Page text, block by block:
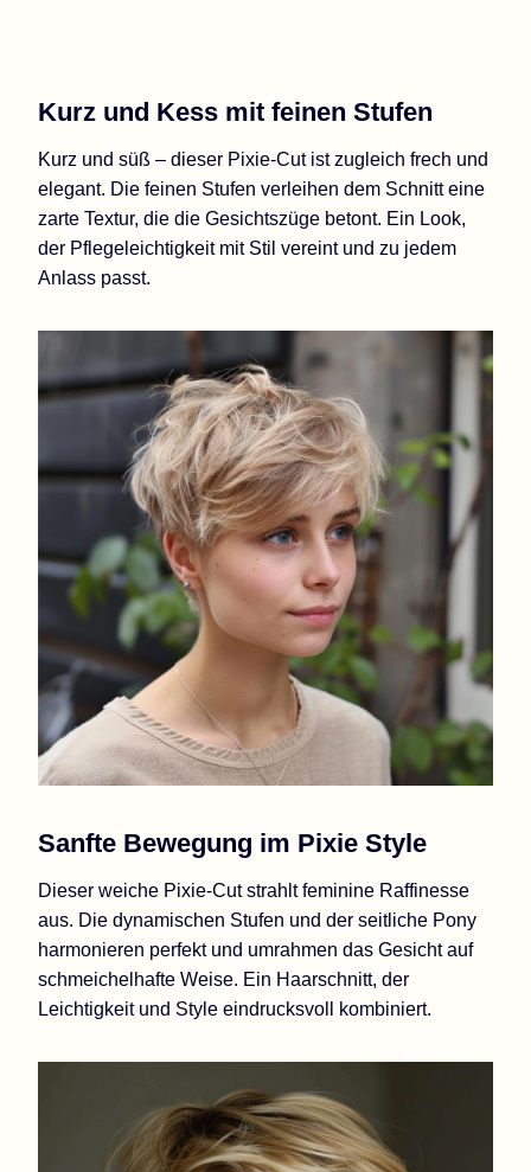
Kurz und Kess mit feinen Stufen
Kurz und süß – dieser Pixie-Cut ist zugleich frech und
elegant. Die feinen Stufen verleihen dem Schnitt eine
zarte Textur, die die Gesichtszüge betont. Ein Look,
der Pflegeleichtigkeit mit Stil vereint und zu jedem
Anlass passt.
Sanfte Bewegung im Pixie Style
Dieser weiche Pixie-Cut strahlt feminine Raffinesse
aus. Die dynamischen Stufen und der seitliche Pony
harmonieren perfekt und umrahmen das Gesicht auf
schmeichelhafte Weise. Ein Haarschnitt, der
Leichtigkeit und Style eindrucksvoll kombiniert.